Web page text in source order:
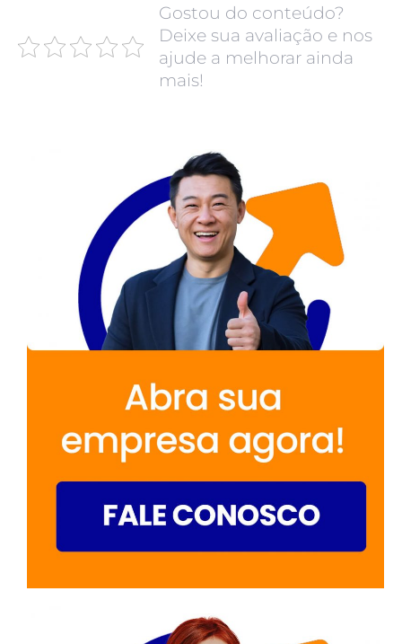
Gostou do conteúdo?
Deixe sua avaliação e nos
ajude a melhorar ainda
mais!